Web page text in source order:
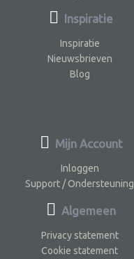
Inspiratie
Inspiratie
Nieuwsbrieven
Blog
Mijn Account
Inloggen
Support / Ondersteuning
Algemeen
Privacy statement
Cookie statement